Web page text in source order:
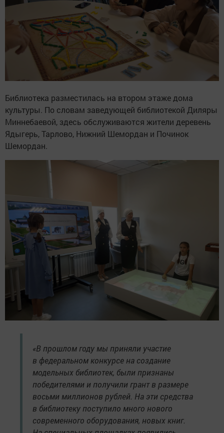
Библиотека разместилась на втором этаже дома
культуры. По словам заведующей библиотекой Диляры
Миннебаевой, здесь обслуживаются жители деревень
Ядыгерь, Тарлово, Нижний Шемордан и Починок
Шемордан.
«В прошлом году мы приняли участие
в федеральном конкурсе на создание
модельных библиотек, были признаны
победителями и получили грант в размере
восьми миллионов рублей. На эти средства
в библиотеку поступило много нового
современного оборудования, новых книг.